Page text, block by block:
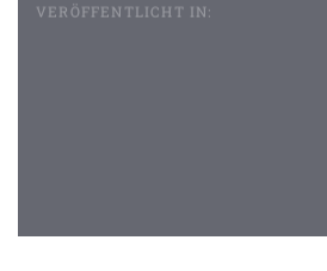
VERÖFFENTLICHT IN: